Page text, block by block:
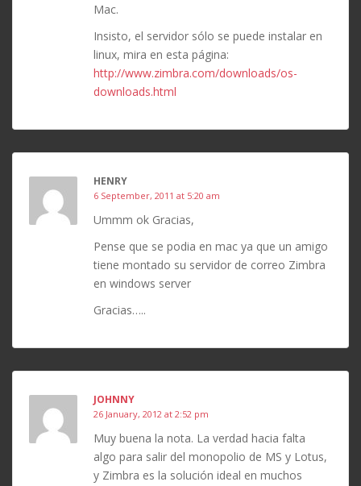
Mac.
Insisto, el servidor sólo se puede instalar en
linux, mira en esta página:
http://www.zimbra.com/downloads/os-
downloads.html
HENRY
6 September, 2011 at 5:20 am
Ummm ok Gracias,
Pense que se podia en mac ya que un amigo
tiene montado su servidor de correo Zimbra
en windows server
Gracias…..
JOHNNY
26 January, 2012 at 2:52 pm
Muy buena la nota. La verdad hacia falta
algo para salir del monopolio de MS y Lotus,
y Zimbra es la solución ideal en muchos